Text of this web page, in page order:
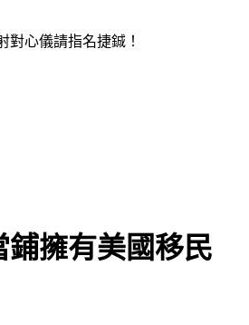
心儀請指名捷鋮！
擁有美國移民